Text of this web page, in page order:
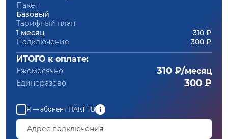
Пакет
Базовый
Тарифный план
1 месяц
310 ₽
Подключение
300 ₽
ИТОГО к оплате:
Ежемесячно 310 ₽/месяц
Единоразово 300 ₽
Я — абонент ПАКТ ТВ